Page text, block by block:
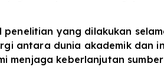
yang dilakukan
antara dunia akademik dan
keberlanjutan